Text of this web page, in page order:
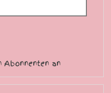
Abonnenten an